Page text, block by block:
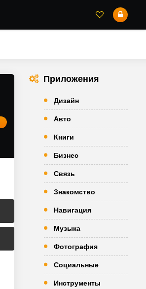
Приложения
Дизайн
Авто
Книги
Бизнес
Связь
Знакомство
Навигация
Музыка
Фотография
Социальные
Инструменты